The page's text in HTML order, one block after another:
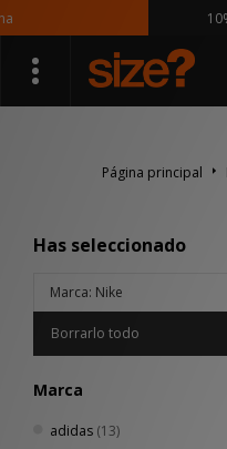
10%
Página principal
Has seleccionado
Marca: Nike
Borrarlo todo
Marca
adidas (13)